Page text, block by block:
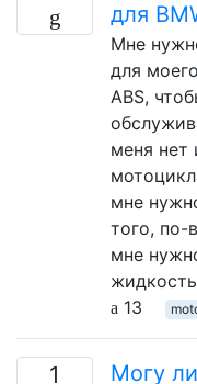
для
Мне
для
ABS,
меня нет
мне
того, по-
мне
13
1
Могу